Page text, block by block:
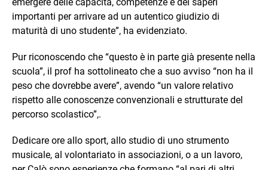
importanti per arrivare ad un autentico giudizio di
maturità di uno studente”, ha evidenziato.
Pur riconoscendo che “questo è in parte già presente nella
scuola”, il prof ha sottolineato che a suo avviso “non ha il
peso che dovrebbe avere”, avendo “un valore relativo
rispetto alle conoscenze convenzionali e strutturate del
percorso scolastico”,.
Dedicare ore allo sport, allo studio di uno strumento
musicale, al volontariato in associazioni, o a un lavoro,